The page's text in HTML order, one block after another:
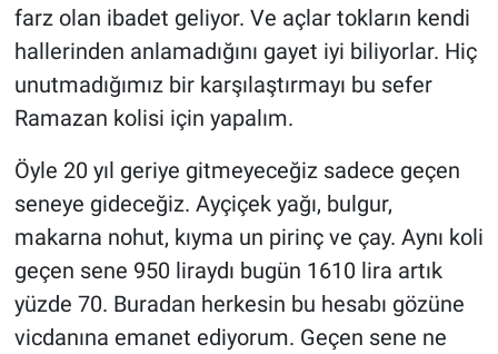
farz olan ibadet geliyor. Ve açlar tokların kendi
hallerinden anlamadığını gayet iyi biliyorlar. Hiç
unutmadığımız bir karşılaştırmayı bu sefer
Ramazan kolisi için yapalım.
Öyle 20 yıl geriye gitmeyeceğiz sadece geçen
seneye gideceğiz. Ayçiçek yağı, bulgur,
makarna nohut, kıyma un pirinç ve çay. Aynı koli
geçen sene 950 liraydı bugün 1610 lira artık
yüzde 70. Buradan herkesin bu hesabı gözüne
vicdanına emanet ediyorum. Geçen sene ne